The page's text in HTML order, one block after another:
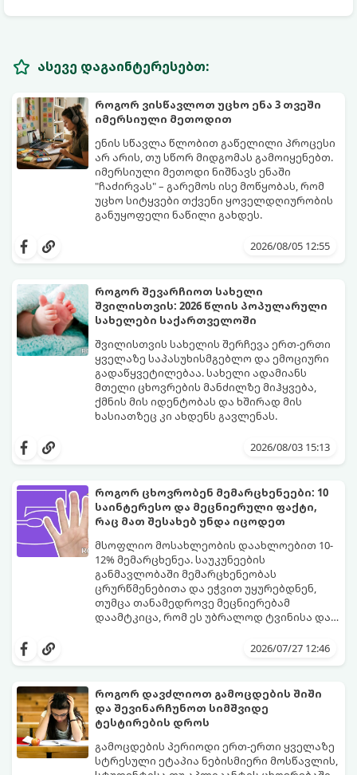
ასევე დაგაინტერესებთ:
როგორ ვისწავლოთ უცხო ენა 3 თვეში
იმერსიული მეთოდით
ენის სწავლა წლობით გაწელილი პროცესი
არ არის, თუ სწორ მიდგომას გამოიყენებთ.
იმერსიული მეთოდი ნიშნავს ენაში
"ჩაძირვას" – გარემოს ისე მოწყობას, რომ
უცხო სიტყვები თქვენი ყოველდღიურობის
განუყოფელი ნაწილი გახდეს.
3 თვეში მნიშვნელოვან პროგრესს
2026/08/05 12:55
როგორ შევარჩიოთ სახელი
შვილისთვის: 2026 წლის პოპულარული
სახელები საქართველოში
შვილისთვის სახელის შერჩევა ერთ-ერთი
ყველაზე საპასუხისმგებლო და ემოციური
გადაწყვეტილებაა. სახელი ადამიანს
მთელი ცხოვრების მანძილზე მიჰყვება,
ქმნის მის იდენტობას და ხშირად მის
ხასიათზეც კი ახდენს გავლენას.
საგრძნობლად შეიცვალა: ტრადიციულ და
ჟღერად და თანამედროვე სახელებს.
2026/08/03 15:13
როგორ ცხოვრობენ მემარცხენეები: 10
საინტერესო და მეცნიერული ფაქტი,
რაც მათ შესახებ უნდა იცოდეთ
მსოფლიო მოსახლეობის დაახლოებით 10-
12% მემარცხენეა. საუკუნეების
განმავლობაში მემარცხენეობას
ცრურწმენებითა და ეჭვით უყურებდნენ,
თუმცა თანამედროვე მეცნიერებამ
დაამტკიცა, რომ ეს უბრალოდ ტვინისა და
ფაქტს იმის შესახებ, თუ როგორ მუშაობს
მათ ყოველდღიურ ცხოვრებაში.
2026/07/27 12:46
როგორ დავძლიოთ გამოცდების შიში
და შევინარჩუნოთ სიმშვიდე
ტესტირების დროს
გამოცდების პერიოდი ერთ-ერთი ყველაზე
სტრესული ეტაპია ნებისმიერი მოსწავლის,